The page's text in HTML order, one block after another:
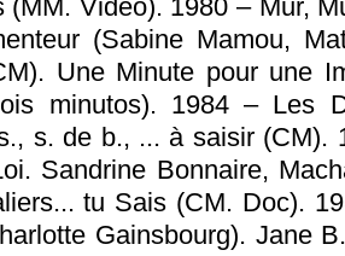
(MM. Video). 1980 – Mur,
(Sabine Mamou,
Une Minute pour une
minutos). 1984 – Les
s. de b., ... à saisir (CM).
Sandrine Bonnaire,
tu Sais (CM. Doc).
Gainsbourg). Jane